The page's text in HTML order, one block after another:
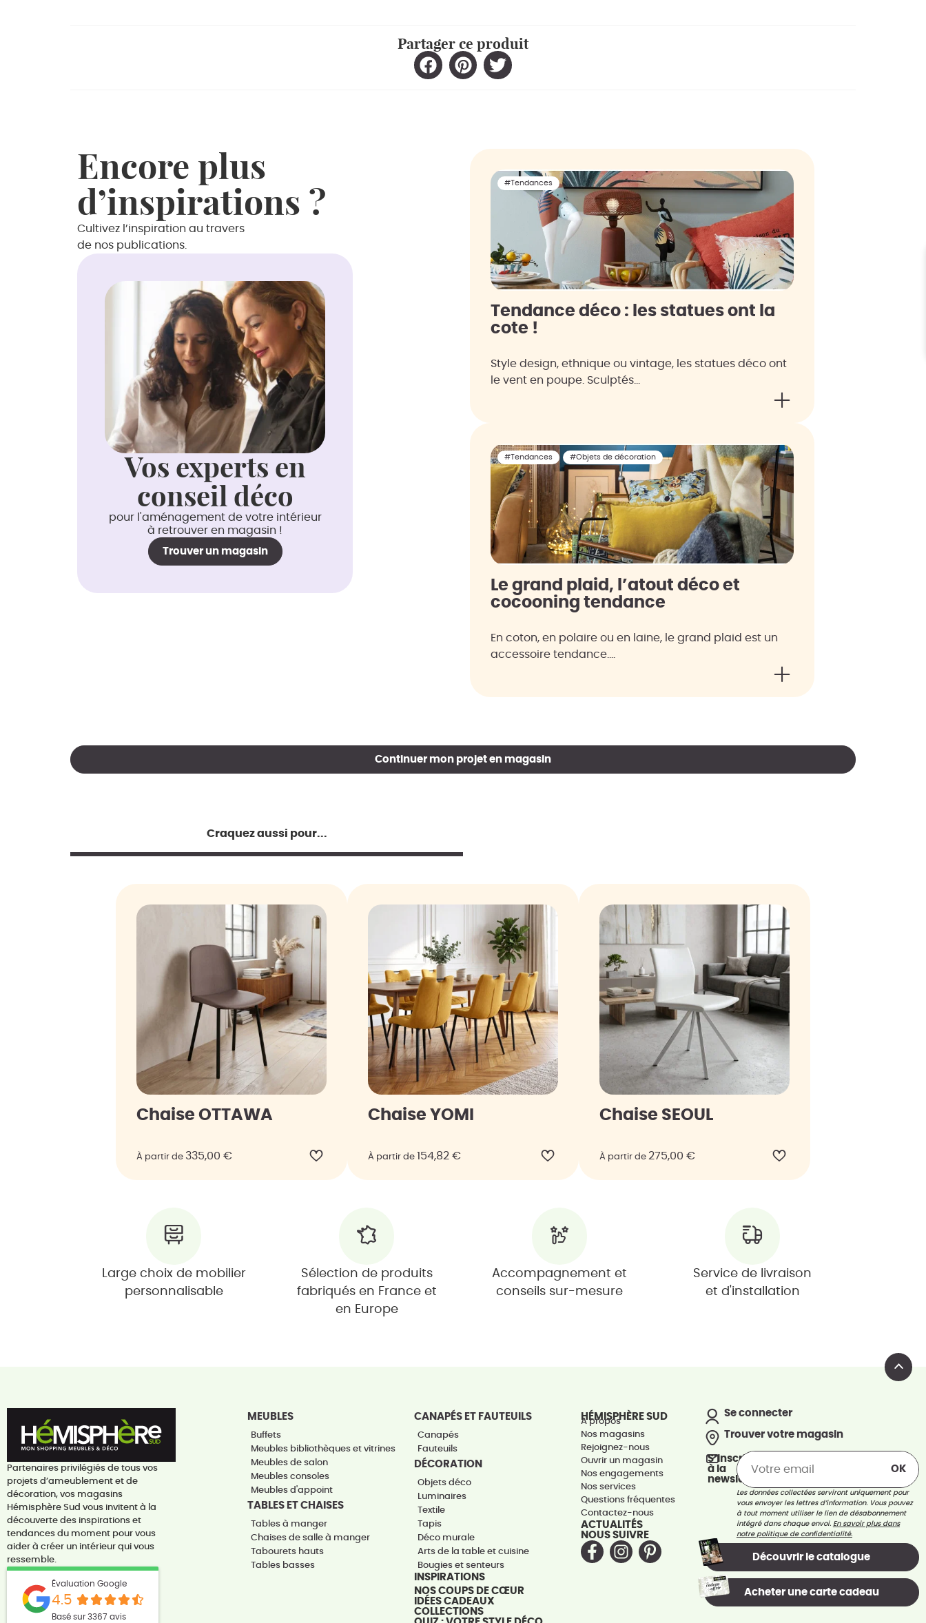
Partager ce produit
Encore plus
d’inspirations ?
Cultivez l’inspiration au travers
de nos publications.
Vos experts en
conseil déco
pour l'aménagement de votre intérieur
à retrouver en magasin !
Trouver un magasin
#Tendances
Tendance déco : les statues ont la
cote !
Style design, ethnique ou vintage, les statues déco ont
le vent en poupe. Sculptés…
#Tendances #Objets de décoration
Le grand plaid, l’atout déco et
cocooning tendance
En coton, en polaire ou en laine, le grand plaid est un
accessoire tendance.…
Continuer mon projet en magasin
Craquez aussi pour...
Chaise OTTAWA
À partir de 335,00 €
Chaise YOMI
À partir de 154,82 €
Chaise SEOUL
À partir de275,00€
Large choix de mobilier
personnalisable
Sélection de produits
fabriqués en France et
en Europe
Accompagnement et
conseils sur-mesure
Service de livraison
et d'installation
Partenaires privilégiés de tous vos
projets d’ameublement et de
décoration, vos magasins
Hémisphère Sud vous invitent à la
découverte des inspirations et
tendances du moment pour vous
aider à créer un intérieur qui vous
ressemble.
Évaluation Google
4.5
Basé sur 3367 avis
MEUBLES
Buffets
Meubles bibliothèques et vitrines
Meubles de salon
Meubles consoles
Meubles d'appoint
TABLES ET CHAISES
Tables à manger
Chaises de salle à manger
Tabourets hauts
Tables basses
CANAPÉS ET FAUTEUILS
Canapés
Fauteuils
DÉCORATION
Objets déco
Luminaires
Textile
Tapis
Déco murale
Arts de la table et cuisine
Bougies et senteurs
INSPIRATIONS
NOS COUPS DE CŒUR
IDÉES CADEAUX
COLLECTIONS
HÉMISPHÈRE SUD
A propos
Nos magasins
Rejoignez-nous
Ouvrir un magasin
Nos engagements
Nos services
Questions fréquentes
Contactez-nous
ACTUALITÉS
NOUS SUIVRE
Se connecter
Trouver votre magasin
S’inscrire
à la
newsletter
Les données collectées serviront uniquement pour
vous envoyer les lettres d’information. Vous pouvez
à tout moment utiliser le lien de désabonnement
intégré dans chaque envoi. En savoir plus dans
notre politique de confidentialité.
Découvrir le catalogue
Acheter une carte cadeau